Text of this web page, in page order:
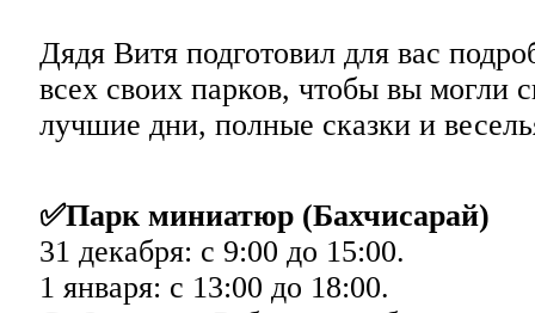
Дядя Витя подготовил для вас
всех своих парков, чтобы вы могли
лучшие дни, полные сказки и
✅Парк миниатюр (Бахчисарай)
31 декабря: с 9:00 до 15:00.
1 января: с 13:00 до 18:00.